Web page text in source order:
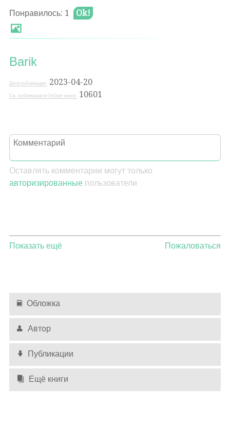
Понравилось: 1 Ok!
Barik
Дата публикации: 2023-04-20
Св. публикации в Online-книги: 10601
Оставлять комментарии могут только
авторизированныепользователи
Показать ещё Пожаловаться
Обложка
Автор
Публикации
Ещё книги